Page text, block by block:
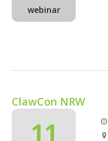
webinar
ClawCon NRW
11